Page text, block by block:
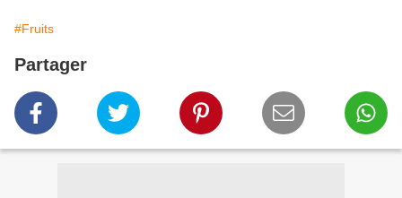
#Fruits
Partager